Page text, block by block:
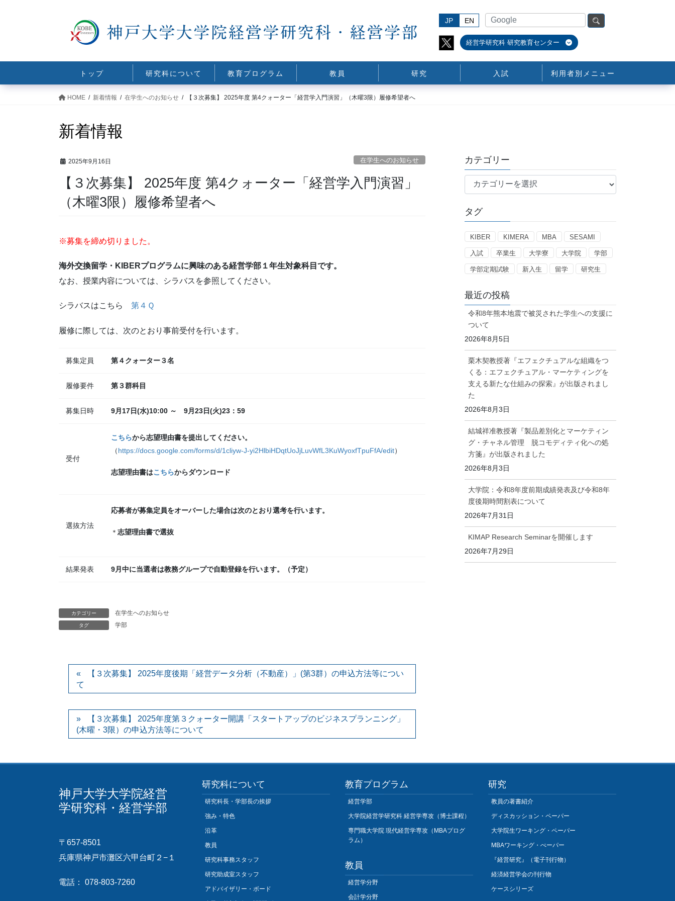
JP EN
経営学研究科 研究教育センター
トップ 研究科について 教育プログラム 教員 研究 入試 利用者別メニュー
HOME 新着情報 在学生へのお知らせ 【３次募集】 2025年度 第4クォーター「経営学入門演習」（木曜3限）履修希望者へ
新着情報
2025年9月16日 在学生へのお知らせ
【３次募集】 2025年度 第4クォーター「経営学入門演習」
（木曜3限）履修希望者へ
※募集を締め切りました。
海外交換留学・KIBERプログラムに興味のある経営学部１年生対象科目です。
なお、授業内容については、シラバスを参照してください。
シラバスはこちら 第４Ｑ
履修に際しては、次のとおり事前受付を行います。
募集定員 第４クォーター３名
履修要件 第３群科目
募集日時 9月17日(水)10:00 ～ 9月23日(火)23：59
受付
こちらから志望理由書を提出してください。
（https://docs.google.com/forms/d/1cliyw-J-yi2HlbiHDqtUoJjLuvWfL3KuWyoxfTpuFfA/edit）
志望理由書はこちらからダウンロード
選抜方法
応募者が募集定員をオーバーした場合は次のとおり選考を行います。
＊ 志望理由書で選抜
結果発表 9月中に当選者は教務グループで自動登録を行います。（予定）
カテゴリー 在学生へのお知らせ
タグ 学部
【３次募集】 2025年度後期「経営データ分析（不動産）」(第3群）の申込方法等につい
て
【３次募集】 2025年度第３クォーター開講「スタートアップのビジネスプランニング」
(木曜・3限）の申込方法等について
カテゴリー
テ
リ
タグ
KIBER KIMERA MBA SESAMI
入試 卒業生 大学寮 大学院 学部
学部定期試験 新入生 留学 研究生
最近の投稿
令和8年熊本地震で被災された学生への支援に
ついて
2026年8月5日
栗木契教授著『エフェクチュアルな組織をつ
くる：エフェクチュアル・マーケティングを
支える新たな仕組みの探索』が出版されまし
た
2026年8月3日
結城祥准教授著『製品差別化とマーケティン
グ・チャネル管理 脱コモディティ化への処
方箋』が出版されました
2026年8月3日
大学院：令和8年度前期成績発表及び令和8年
度後期時間割表について
2026年7月31日
KIMAP Research Seminarを開催します
2026年7月29日
神戸大学大学院経営
学研究科・経営学部
〒657-8501
兵庫県神戸市灘区六甲台町２−１
電話： 078-803-7260
研究科について
研究科長・学部長の挨拶
強み・特色
沿革
教員
研究科事務スタッフ
研究助成室スタッフ
アドバイザリー・ボード
教育プログラム
経営学部
大学院経営学研究科 経営学専攻（博士課程）
専門職大学院 現代経営学専攻（MBAプログ
ラム）
教員
経営学分野
会計学分野
研究
教員の著書紹介
ディスカッション・ペーパー
大学院生ワーキング・ペーパー
MBAワーキング・ぺーパー
『経営研究』（電子刊行物）
経済経営学会の刊行物
ケースシリーズ